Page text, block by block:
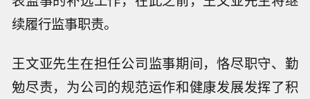
续履行监事职责。
王文亚先生在担任公司监事期间，恪尽职守、勤
勉尽责，为公司的规范运作和健康发展发挥了积